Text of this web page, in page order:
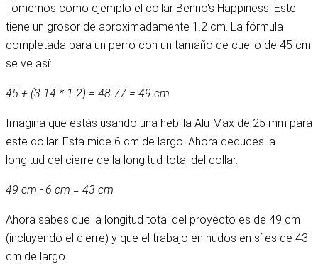
Tomemos como ejemplo el collar Benno's Happiness. Este
tiene un grosor de aproximadamente 1.2 cm. La fórmula
completada para un perro con un tamaño de cuello de 45 cm
se ve así:
45 + (3.14 * 1.2) = 48.77 = 49 cm
Imagina que estás usando una hebilla Alu-Max de 25 mm para
este collar. Esta mide 6 cm de largo. Ahora deduces la
longitud del cierre de la longitud total del collar.
49 cm - 6 cm = 43 cm
Ahora sabes que la longitud total del proyecto es de 49 cm
(incluyendo el cierre) y que el trabajo en nudos en sí es de 43
cm de largo.